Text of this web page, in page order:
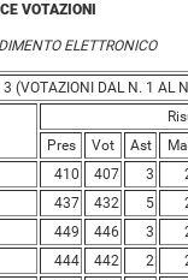
VOTAZIONI
ELETTRONICO
3 (VOTAZIONI DAL N. 1 AL
Pres Vot Ast
410 407 3
437 432 5
449 446 3
444 442 2